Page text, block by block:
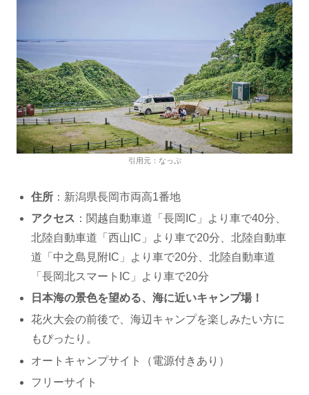
引用元：なっぷ
住所 ：新潟県長岡市両高1番地
アクセス ：関越自動車道「長岡IC」より車で40分、
北陸自動車道「西山IC」より車で20分、北陸自動車
道「中之島見附IC」より車で20分、北陸自動車道
「長岡北スマートIC」より車で20分
日本海の景色を望める、海に近いキャンプ場！
花火大会の前後で、海辺キャンプを楽しみたい方に
もぴったり。
オートキャンプサイト（電源付きあり）
フリーサイト